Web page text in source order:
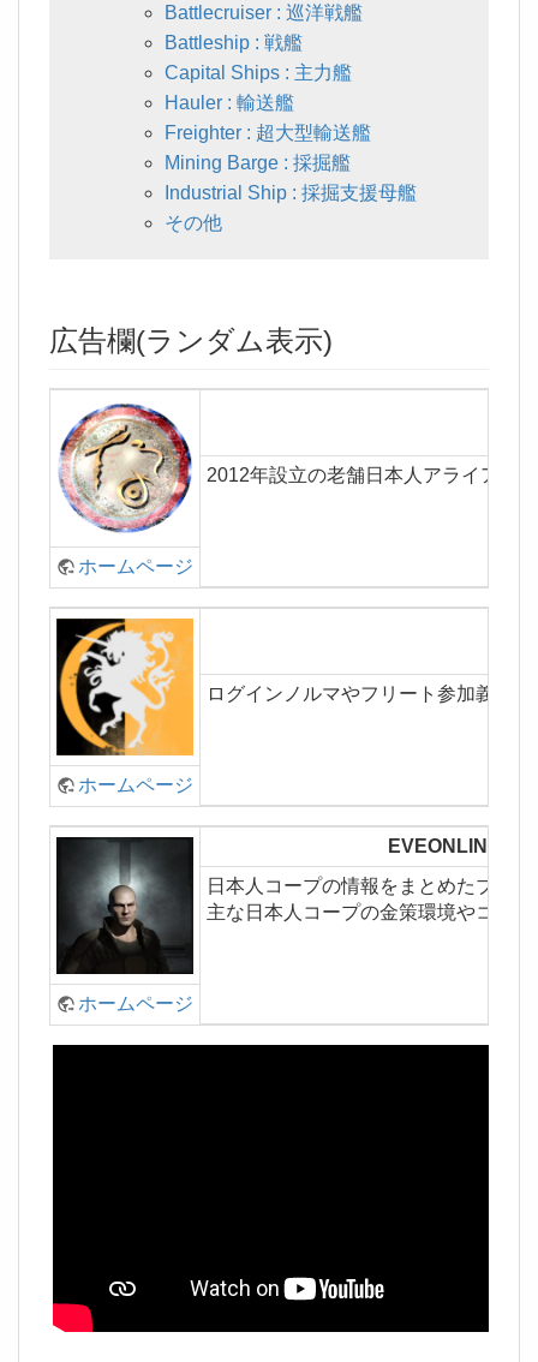
Battlecruiser : 巡洋戦艦
Battleship : 戦艦
Capital Ships : 主力艦
Hauler : 輸送艦
Freighter : 超大型輸送艦
Mining Barge : 採掘艦
Industrial Ship : 採掘支援母艦
その他
広告欄(ランダム表示)
2012年設立の老舗日本人アライアン
ホームページ
ログインノルマやフリート参加義務
ホームページ
EVEONLINE コ
日本人コープの情報をまとめたブロ
主な日本人コープの金策環境やコー
ホームページ